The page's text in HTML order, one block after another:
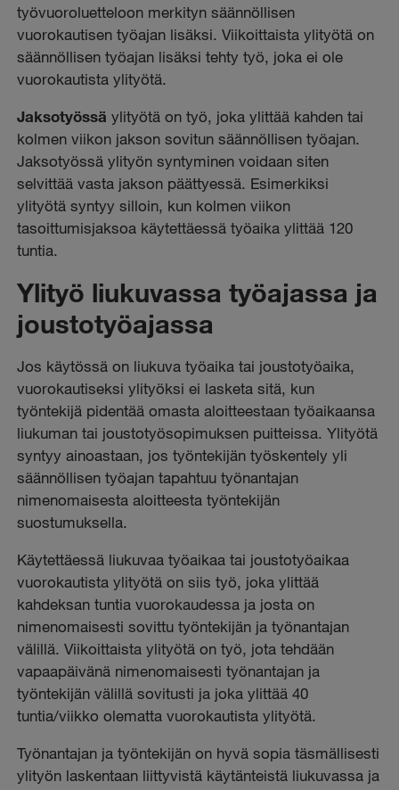
työvuoroluetteloon merkityn säännöllisen
vuorokautisen työajan lisäksi. Viikoittaista ylityötä on
säännöllisen työajan lisäksi tehty työ, joka ei ole
vuorokautista ylityötä.
Jaksotyössä ylityötä on työ, joka ylittää kahden tai
kolmen viikon jakson sovitun säännöllisen työajan.
Jaksotyössä ylityön syntyminen voidaan siten
selvittää vasta jakson päättyessä. Esimerkiksi
ylityötä syntyy silloin, kun kolmen viikon
tasoittumisjaksoa käytettäessä työaika ylittää 120
tuntia.
Ylityö liukuvassa työajassa ja
joustotyöajassa
Jos käytössä on liukuva työaika tai joustotyöaika,
vuorokautiseksi ylityöksi ei lasketa sitä, kun
työntekijä pidentää omasta aloitteestaan työaikaansa
liukuman tai joustotyösopimuksen puitteissa. Ylityötä
syntyy ainoastaan, jos työntekijän työskentely yli
säännöllisen työajan tapahtuu työnantajan
nimenomaisesta aloitteesta työntekijän
suostumuksella.
Käytettäessä liukuvaa työaikaa tai joustotyöaikaa
vuorokautista ylityötä on siis työ, joka ylittää
kahdeksan tuntia vuorokaudessa ja josta on
nimenomaisesti sovittu työntekijän ja työnantajan
välillä. Viikoittaista ylityötä on työ, jota tehdään
vapaapäivänä nimenomaisesti työnantajan ja
työntekijän välillä sovitusti ja joka ylittää 40
tuntia/viikko olematta vuorokautista ylityötä.
Työnantajan ja työntekijän on hyvä sopia täsmällisesti
ylityön laskentaan liittyvistä käytänteistä liukuvassa ja